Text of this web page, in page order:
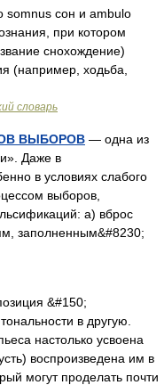
somnus сон и ambulo
при котором
снохождение)
(например, ходьба,
словарь
ВЫБОРОВ — одна из
Даже в
в условиях слабого
выборов,
а) вброс
заполненным&#8230;
&#150;
в другую.
настолько усвоена
воспроизведена им в
могут проделать почти